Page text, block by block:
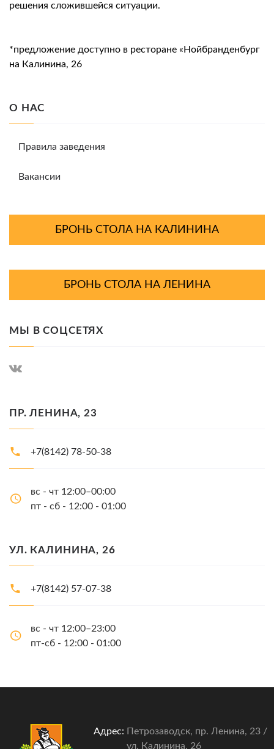
решения сложившейся ситуации.
*предложение доступно в ресторане «Нойбранденбург
на Калинина, 26
О НАС
Правила заведения
Вакансии
БРОНЬ СТОЛА НА КАЛИНИНА
БРОНЬ СТОЛА НА ЛЕНИНА
МЫ В СОЦСЕТЯХ
ПР. ЛЕНИНА, 23
+7(8142) 78-50-38
вс - чт 12:00–00:00
пт - сб - 12:00 - 01:00
УЛ. КАЛИНИНА, 26
+7(8142) 57-07-38
вс - чт 12:00–23:00
пт-сб - 12:00 - 01:00
Адрес: Петрозаводск, пр. Ленина, 23 /
ул. Калинина, 26